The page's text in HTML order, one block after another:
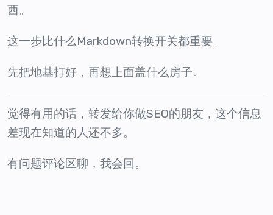
西。
这一步比什么Markdown转换开关都重要。
先把地基打好，再想上面盖什么房子。
觉得有用的话，转发给你做SEO的朋友，这个信息
差现在知道的人还不多。
有问题评论区聊，我会回。